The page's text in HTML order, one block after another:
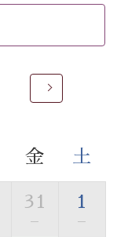
ざいます。 予め
温泉の質を楽し
が諏訪大社をご
金 土
31
—
1
—